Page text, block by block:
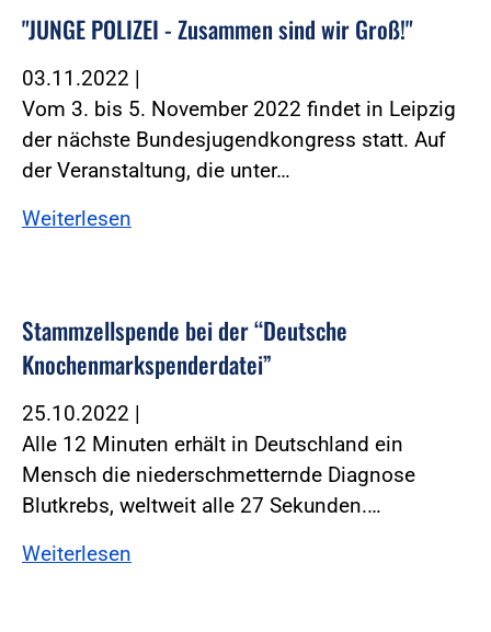
"JUNGE POLIZEI - Zusammen sind wir Groß!"
03.11.2022 |
Vom 3. bis 5. November 2022 findet in Leipzig
der nächste Bundesjugendkongress statt. Auf
der Veranstaltung, die unter…
Weiterlesen
Stammzellspende bei der “Deutsche
Knochenmarkspenderdatei”
25.10.2022 |
Alle 12 Minuten erhält in Deutschland ein
Mensch die niederschmetternde Diagnose
Blutkrebs, weltweit alle 27 Sekunden.…
Weiterlesen